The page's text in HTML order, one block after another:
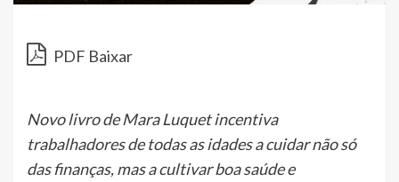
PDF Baixar
Novo livro de Mara Luquet incentiva
trabalhadores de todas as idades a cuidar não só
das finanças, mas a cultivar boa saúde e